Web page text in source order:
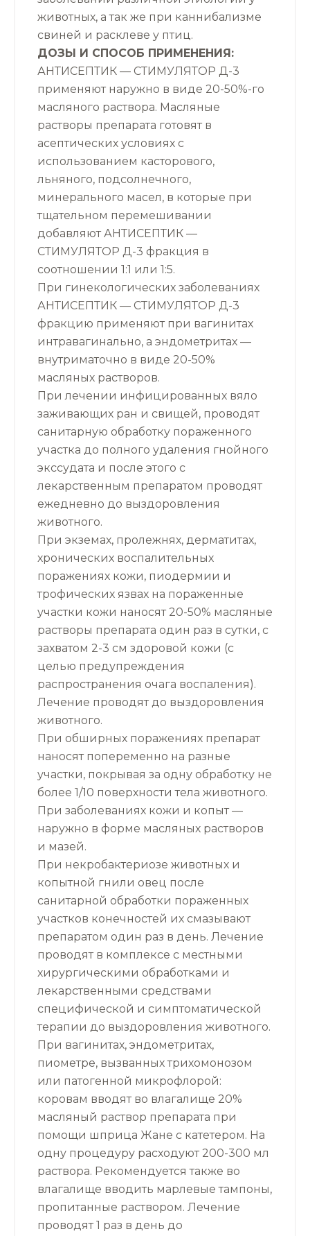
животных, а так же при каннибализме
свиней и расклеве у птиц.
ДОЗЫ И СПОСОБ ПРИМЕНЕНИЯ:
АНТИСЕПТИК — СТИМУЛЯТОР Д-3
применяют наружно в виде 20-50%-го
масляного раствора. Масляные
растворы препарата готовят в
асептических условиях с
использованием касторового,
льняного, подсолнечного,
минерального масел, в которые при
тщательном перемешивании
добавляют АНТИСЕПТИК —
СТИМУЛЯТОР Д-3 фракция в
соотношении 1:1 или 1:5.
При гинекологических заболеваниях
АНТИСЕПТИК — СТИМУЛЯТОР Д-3
фракцию применяют при вагинитах
интравагинально, а эндометритах —
внутриматочно в виде 20-50%
масляных растворов.
При лечении инфицированных вяло
заживающих ран и свищей, проводят
санитарную обработку пораженного
участка до полного удаления гнойного
экссудата и после этого с
лекарственным препаратом проводят
ежедневно до выздоровления
животного.
При экземах, пролежнях, дерматитах,
хронических воспалительных
поражениях кожи, пиодермии и
трофических язвах на пораженные
участки кожи наносят 20-50% масляные
растворы препарата один раз в сутки, с
захватом 2-3 см здоровой кожи (с
целью предупреждения
распространения очага воспаления).
Лечение проводят до выздоровления
животного.
При обширных поражениях препарат
наносят попеременно на разные
участки, покрывая за одну обработку не
более 1/10 поверхности тела животного.
При заболеваниях кожи и копыт —
наружно в форме масляных растворов
и мазей.
При некробактериозе животных и
копытной гнили овец после
санитарной обработки пораженных
участков конечностей их смазывают
препаратом один раз в день. Лечение
проводят в комплексе с местными
хирургическими обработками и
лекарственными средствами
специфической и симптоматической
терапии до выздоровления животного.
При вагинитах, эндометритах,
пиометре, вызванных трихомонозом
или патогенной микрофлорой:
коровам вводят во влагалище 20%
масляный раствор препарата при
помощи шприца Жане с катетером. На
одну процедуру расходуют 200-300 мл
раствора. Рекомендуется также во
влагалище вводить марлевые тампоны,
пропитанные раствором. Лечение
проводят 1 раз в день до